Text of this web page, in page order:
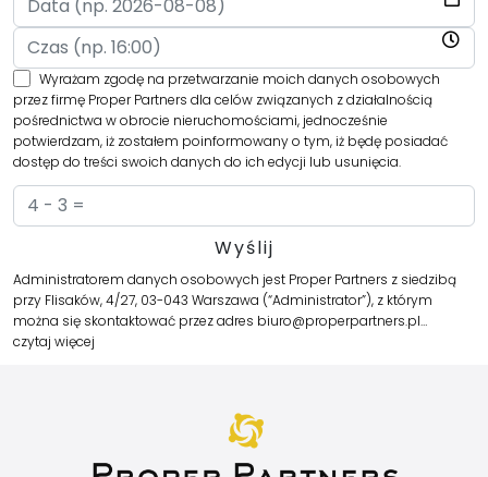
Wyrażam zgodę na przetwarzanie moich danych osobowych
przez firmę Proper Partners dla celów związanych z działalnością
pośrednictwa w obrocie nieruchomościami, jednocześnie
potwierdzam, iż zostałem poinformowany o tym, iż będę posiadać
dostęp do treści swoich danych do ich edycji lub usunięcia.
Administratorem danych osobowych jest Proper Partners z siedzibą
przy Flisaków, 4/27, 03-043 Warszawa (“Administrator”), z którym
można się skontaktować przez adres biuro@properpartners.pl…
czytaj więcej